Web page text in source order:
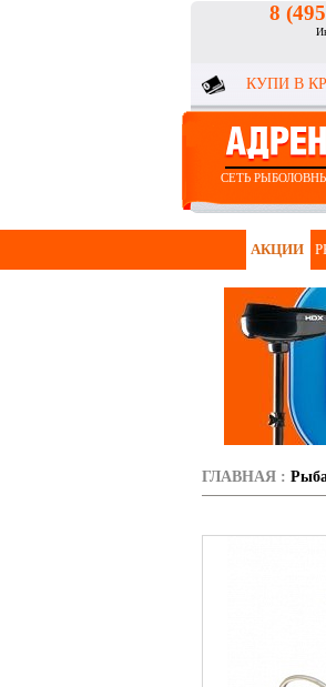
8
КУПИ В
СЕТЬ
АКЦИИ
ГЛАВНАЯ :